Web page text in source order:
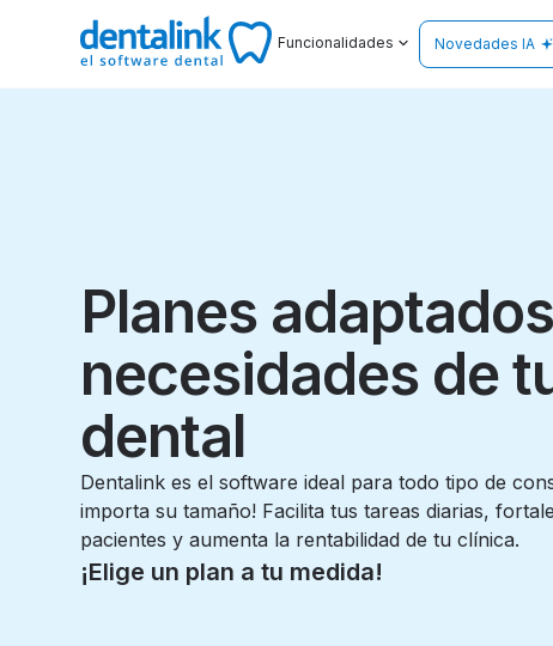
Funcionalidades Novedades IA
Planes
necesidades de
dental
Dentalink es el software ideal para todo tipo de
importa su tamaño! Facilita tus tareas diarias,
pacientes y aumenta la rentabilidad de tu clínica.
¡Elige un plan a tu medida!